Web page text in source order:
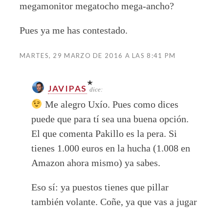
megamonitor megatocho mega-ancho?
Pues ya me has contestado.
MARTES, 29 MARZO DE 2016 A LAS 8:41 PM
JAVIPAS dice:
Me alegro Uxío. Pues como dices
puede que para tí sea una buena opción.
El que comenta Pakillo es la pera. Si
tienes 1.000 euros en la hucha (1.008 en
Amazon ahora mismo) ya sabes.
Eso sí: ya puestos tienes que pillar
también volante. Coñe, ya que vas a jugar